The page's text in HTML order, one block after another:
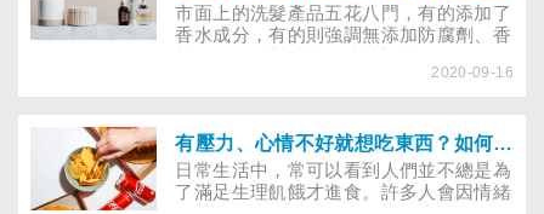
市面上的洗髮產品五花八門，有的添加了
香水成分，有的則強調無添加防腐劑、香
數人也會依據喜好的品牌、香氣、吸引人
上，又有哪些易被誤解的迷思？無論你是
乾性、油性髮質或是長髮、短髮，挑對產
品，就能讓頭皮更加舒適！
2020-09-16
有壓力、心情不好就想吃東西？如何判斷是肚子餓，還是情緒性進食才吃不飽？
日常生活中，常可以看到人們並不總是為
了滿足生理飢餓才進食。許多人會因情緒